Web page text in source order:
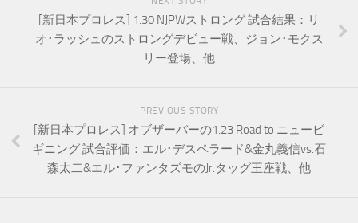
[新日本プロレス] 1.30 NJPWストロング 試合結果：リ
オ･ラッシュのストロングデビュー戦、ジョン･モクス
リー登場、他
PREVIOUS STORY
[新日本プロレス] オブザーバーの1.23 Road to ニュービ
ギニング 試合評価：エル･デスペラード&金丸義信vs.石
森太二&エル･ファンタズモのJr.タッグ王座戦、他